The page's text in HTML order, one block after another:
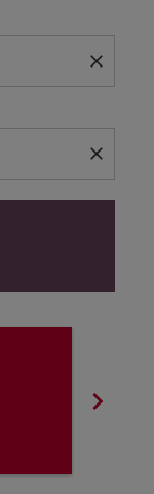
close
close
chevron_right